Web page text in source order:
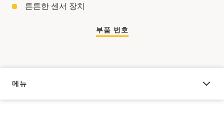
튼튼한 센서 장치
부품 번호
메뉴
오버뷰